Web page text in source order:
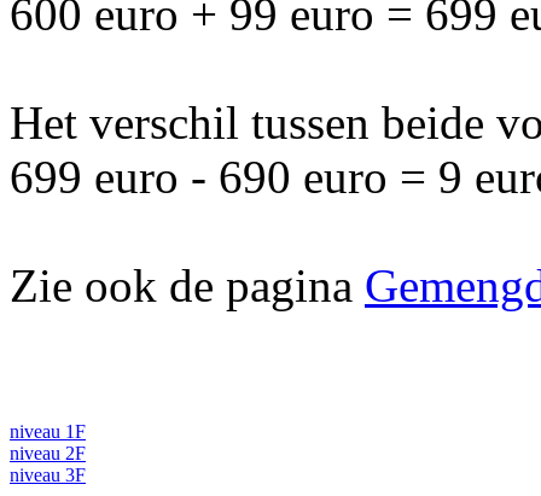
600 euro + 99 euro = 699
Het verschil tussen beide
699 euro - 690 euro = 9
Zie ook de pagina
niveau 1F
niveau 2F
niveau 3F